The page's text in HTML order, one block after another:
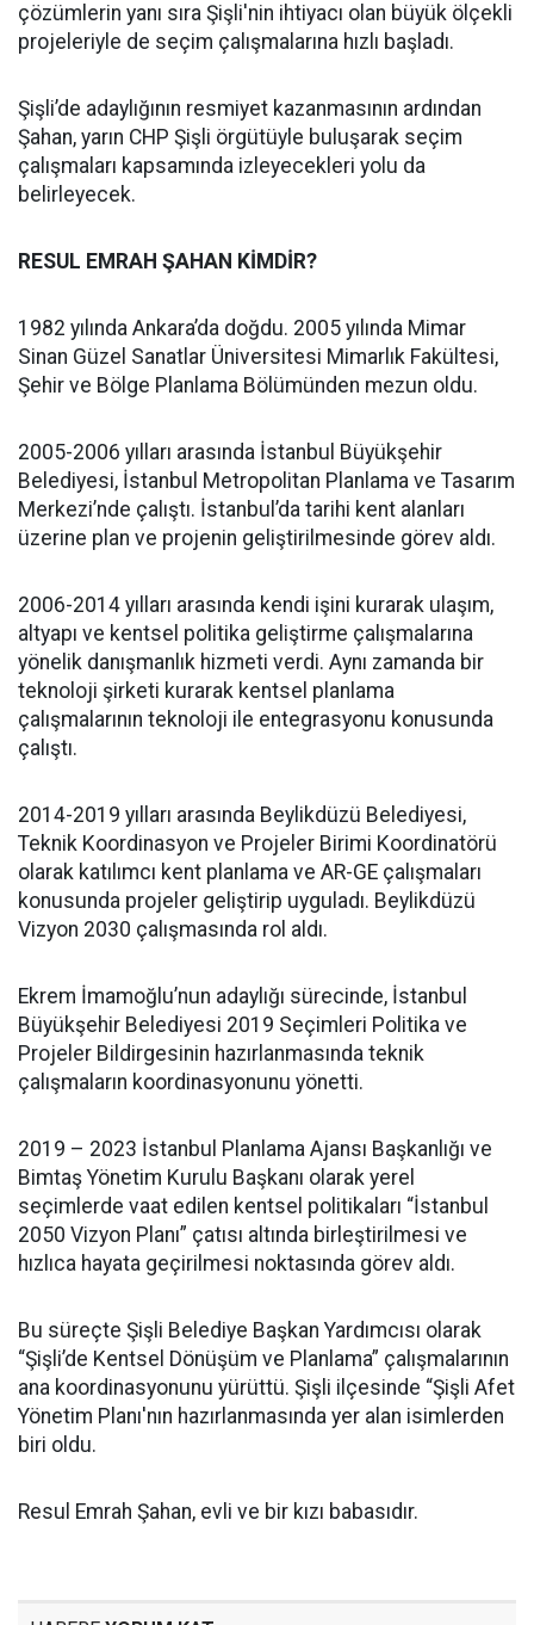
çözümlerin yanı sıra Şişli'nin ihtiyacı olan büyük ölçekli
projeleriyle de seçim çalışmalarına hızlı başladı.
Şişli’de adaylığının resmiyet kazanmasının ardından
Şahan, yarın CHP Şişli örgütüyle buluşarak seçim
çalışmaları kapsamında izleyecekleri yolu da
belirleyecek.
RESUL EMRAH ŞAHAN KİMDİR?
1982 yılında Ankara’da doğdu. 2005 yılında Mimar
Sinan Güzel Sanatlar Üniversitesi Mimarlık Fakültesi,
Şehir ve Bölge Planlama Bölümünden mezun oldu.
2005-2006 yılları arasında İstanbul Büyükşehir
Belediyesi, İstanbul Metropolitan Planlama ve Tasarım
Merkezi’nde çalıştı. İstanbul’da tarihi kent alanları
üzerine plan ve projenin geliştirilmesinde görev aldı.
2006-2014 yılları arasında kendi işini kurarak ulaşım,
altyapı ve kentsel politika geliştirme çalışmalarına
yönelik danışmanlık hizmeti verdi. Aynı zamanda bir
teknoloji şirketi kurarak kentsel planlama
çalışmalarının teknoloji ile entegrasyonu konusunda
çalıştı.
2014-2019 yılları arasında Beylikdüzü Belediyesi,
Teknik Koordinasyon ve Projeler Birimi Koordinatörü
olarak katılımcı kent planlama ve AR-GE çalışmaları
konusunda projeler geliştirip uyguladı. Beylikdüzü
Vizyon 2030 çalışmasında rol aldı.
Ekrem İmamoğlu’nun adaylığı sürecinde, İstanbul
Büyükşehir Belediyesi 2019 Seçimleri Politika ve
Projeler Bildirgesinin hazırlanmasında teknik
çalışmaların koordinasyonunu yönetti.
2019 – 2023 İstanbul Planlama Ajansı Başkanlığı ve
Bimtaş Yönetim Kurulu Başkanı olarak yerel
seçimlerde vaat edilen kentsel politikaları “İstanbul
2050 Vizyon Planı” çatısı altında birleştirilmesi ve
hızlıca hayata geçirilmesi noktasında görev aldı.
Bu süreçte Şişli Belediye Başkan Yardımcısı olarak
“Şişli’de Kentsel Dönüşüm ve Planlama” çalışmalarının
ana koordinasyonunu yürüttü. Şişli ilçesinde “Şişli Afet
Yönetim Planı'nın hazırlanmasında yer alan isimlerden
biri oldu.
Resul Emrah Şahan, evli ve bir kızı babasıdır.